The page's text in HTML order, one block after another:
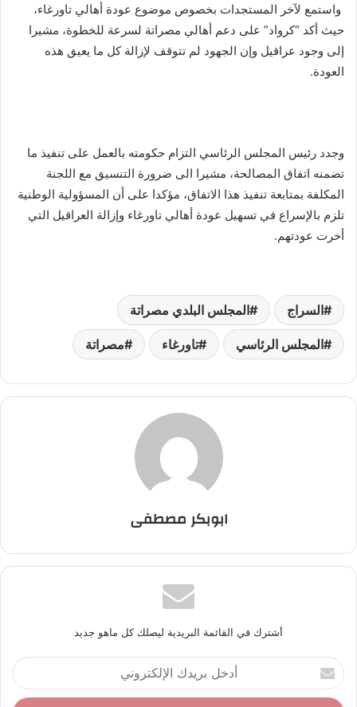
واستمع لآخر المستجدات بخصوص موضوع عودة أهالي تاورغاء،
حيث أكد “كرواد” على دعم أهالي مصراتة لسرعة للخطوة، مشيرا
إلى وجود عراقيل وإن الجهود لم تتوقف لإزالة كل ما يعيق هذه
العودة.
وجدد رئيس المجلس الرئاسي التزام حكومته بالعمل على تنفيذ ما
تضمنه اتفاق المصالحة، مشيرا الى ضرورة التنسيق مع اللجنة
المكلفة بمتابعة تنفيذ هذا الاتفاق، مؤكدا على أن المسؤولية الوطنية
تلزم بالإسراع في تسهيل عودة أهالي تاورغاء وإزالة العراقيل التي
أخرت عودتهم.
السراج المجلس البلدي مصراتة
المجلس الرئاسي تاورغاء مصراتة
ابوبكر مصطفى
أشترك في القائمة البريدية ليصلك كل ماهو جديد
أ
د
خ